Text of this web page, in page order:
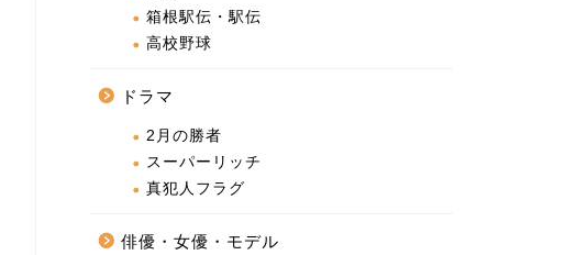
箱根駅伝・駅伝
高校野球
ドラマ
2月の勝者
スーパーリッチ
真犯人フラグ
俳優・女優・モデル